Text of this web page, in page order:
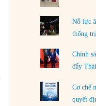
Chiến lược kế
31/07/2026
Nỗ lực
thống
Chính
đẩy
Cơ chế
quyết